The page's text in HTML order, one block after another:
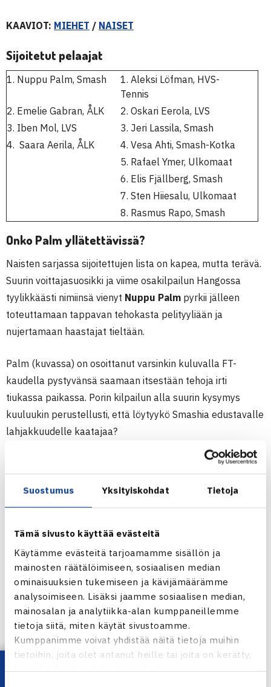
Suostumus Yksityiskohdat Tietoja
Tämä sivusto käyttää evästeitä
Käytämme evästeitä tarjoamamme sisällön ja
mainosten räätälöimiseen, sosiaalisen median
ominaisuuksien tukemiseen ja kävijämäärämme
analysoimiseen. Lisäksi jaamme sosiaalisen median,
mainosalan ja analytiikka-alan kumppaneillemme
tietoja siitä, miten käytät sivustoamme.
Kumppanimme voivat yhdistää näitä tietoja muihin
tietoihin, joita olet antanut heille tai joita on kerätty,
kun olet käyttänyt heidän palvelujaan.
KAAVIOT: MIEHET / NAISET
Sijoitetut pelaajat
1. Nuppu Palm, Smash
1. Aleksi Löfman, HVS-
Tennis
2. Emelie Gabran, ÅLK
2. Oskari Eerola, LVS
3. Iben Mol, LVS
3. Jeri Lassila, Smash
4. Saara Aerila, ÅLK
4. Vesa Ahti, Smash-Kotka
5. Rafael Ymer, Ulkomaat
6. Elis Fjällberg, Smash
7. Sten Hiiesalu, Ulkomaat
8. Rasmus Rapo, Smash
Onko Palm yllätettävissä?
Naisten sarjassa sijoitettujen lista on kapea, mutta terävä.
Suurin voittajasuosikki ja viime osakilpailun Hangossa
tyylikkäästi nimiinsä vienyt Nuppu Palm pyrkii jälleen
toteuttamaan tappavan tehokasta pelityyliään ja
nujertamaan haastajat tieltään.
Palm (kuvassa) on osoittanut varsinkin kuluvalla FT-
kaudella pystyvänsä saamaan itsestään tehoja irti
tiukassa paikassa. Porin kilpailun alla suurin kysymys
kuuluukin perustellusti, että löytyykö Smashia edustavalle
lahjakkuudelle kaatajaa?
Naisissa kolmanneksi sijoitettuIben Moljuhli viime
kaudella ensimmäistä aikuisten osakilpailuvoittoa